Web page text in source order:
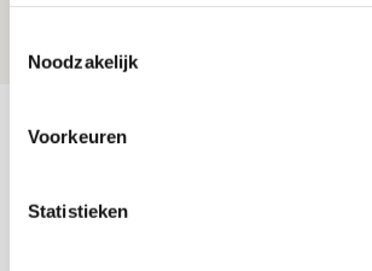
Noodzakelijk
Voorkeuren
Statistieken
Selectiedag